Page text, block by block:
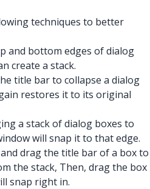
techniques to better
and bottom edges of dialog
create a stack.
title bar to collapse a dialog
restores it to its original
a stack of dialog boxes to
will snap it to that edge.
and drag the title bar of a box to
the stack, Then, drag the box
snap right in.